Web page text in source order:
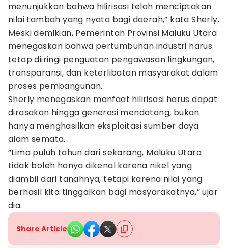
menunjukkan bahwa hilirisasi telah menciptakan
nilai tambah yang nyata bagi daerah,” kata Sherly.
Meski demikian, Pemerintah Provinsi Maluku Utara
menegaskan bahwa pertumbuhan industri harus
tetap diiringi penguatan pengawasan lingkungan,
transparansi, dan keterlibatan masyarakat dalam
proses pembangunan.
Sherly menegaskan manfaat hilirisasi harus dapat
dirasakan hingga generasi mendatang, bukan
hanya menghasilkan eksploitasi sumber daya
alam semata.
“Lima puluh tahun dari sekarang, Maluku Utara
tidak boleh hanya dikenal karena nikel yang
diambil dari tanahnya, tetapi karena nilai yang
berhasil kita tinggalkan bagi masyarakatnya,” ujar
dia.
Share Article